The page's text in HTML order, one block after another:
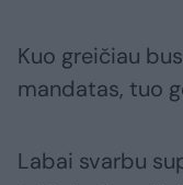
Kuo greičiau
mandatas, tuo
Labai svarbu